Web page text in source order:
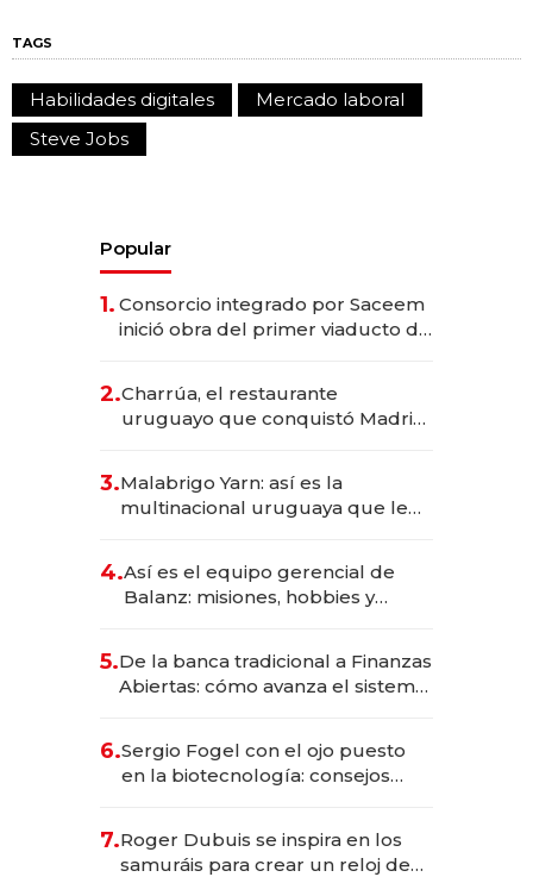
TAGS
Habilidades digitales
Mercado laboral
Steve Jobs
Popular
1. Consorcio integrado por Saceem
inició obra del primer viaducto de
millones
2.Charrúa, el restaurante
uruguayo que conquistó Madrid:
anticipación y prepara apertura
3.Malabrigo Yarn: así es la
multinacional uruguaya que le
4.Así es el equipo gerencial de
Balanz: misiones, hobbies y
5.De la banca tradicional a Finanzas
Abiertas: cómo avanza el sistema
6.Sergio Fogel con el ojo puesto
en la biotecnología: consejos
rol de la IA
7.Roger Dubuis se inspira en los
samuráis para crear un reloj de